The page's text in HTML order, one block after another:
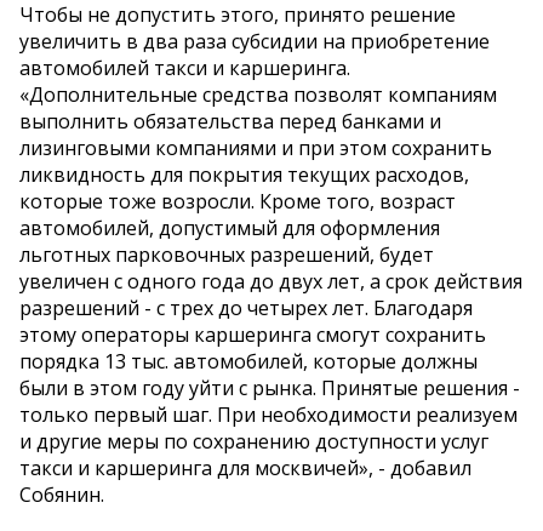
Чтобы не допустить этого, принято решение
увеличить в два раза субсидии на приобретение
автомобилей такси и каршеринга.
«Дополнительные средства позволят компаниям
выполнить обязательства перед банками и
лизинговыми компаниями и при этом сохранить
ликвидность для покрытия текущих расходов,
которые тоже возросли. Кроме того, возраст
автомобилей, допустимый для оформления
льготных парковочных разрешений, будет
увеличен с одного года до двух лет, а срок действия
разрешений - с трех до четырех лет. Благодаря
этому операторы каршеринга смогут сохранить
порядка 13 тыс. автомобилей, которые должны
были в этом году уйти с рынка. Принятые решения -
только первый шаг. При необходимости реализуем
и другие меры по сохранению доступности услуг
такси и каршеринга для москвичей», - добавил
Собянин.